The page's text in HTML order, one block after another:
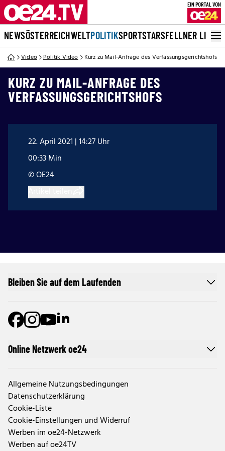
NEWSÖSTERREICHWELTPOLITIKSPORTSTARSFELLNER LIVE
Video Politik Video Kurz zu Mail-Anfrage des Verfassungsgerichtshofs
KURZ ZU MAIL-ANFRAGE DES
VERFASSUNGSGERICHTSHOFS
22. April 2021 | 14:27 Uhr
00:33 Min
© OE24
Online Netzwerk oe24
Allgemeine Nutzungsbedingungen
Datenschutzerklärung
Cookie-Liste
Cookie-Einstellungen und Widerruf
Werben im oe24-Netzwerk
Werben auf oe24TV
Bleiben Sie auf dem Laufenden